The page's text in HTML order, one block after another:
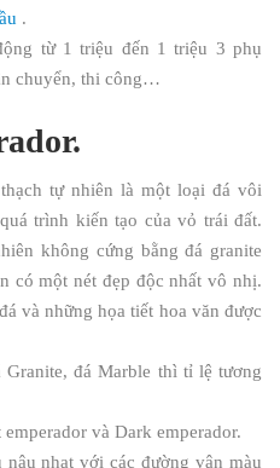
.
từ 1 triệu đến 1 triệu 3 phụ
chuyển, thi công…
tự nhiên là một loại đá vôi
trình kiến tạo của vỏ trái đất.
không cứng bằng đá granite
có một nét đẹp độc nhất vô nhị.
và những họa tiết hoa văn được
đá Marble thì tỉ lệ tương
và Dark emperador.
nhạt với các đường vân màu